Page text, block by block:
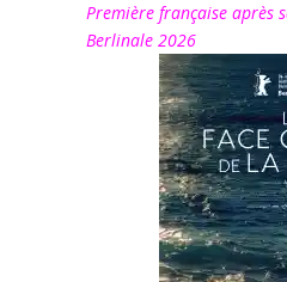
Première française après
Berlinale 2026